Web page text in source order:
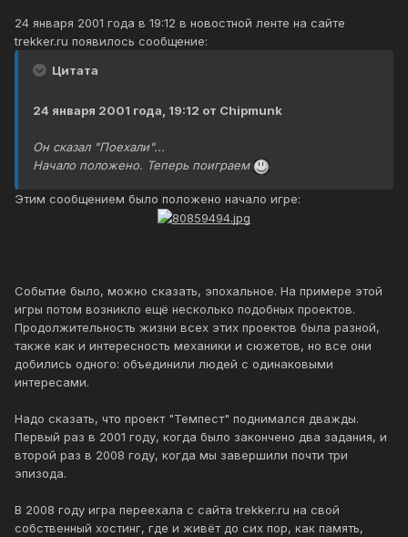
24 января 2001 года в 19:12 в новостной ленте на сайте
trekker.ru появилось сообщение:
Цитата
24 января 2001 года, 19:12 от Chipmunk
Он сказал "Поехали"...
Hачало положено. Тепеpь поигpаем
Этим сообщением было положено начало игре:
Событие было, можно сказать, эпохальное. На примере этой
игры потом возникло ещё несколько подобных проектов.
Продолжительность жизни всех этих проектов была разной,
также как и интересность механики и сюжетов, но все они
добились одного: объединили людей с одинаковыми
интересами.
Надо сказать, что проект "Темпест" поднимался дважды.
Первый раз в 2001 году, когда было закончено два задания, и
второй раз в 2008 году, когда мы завершили почти три
эпизода.
В 2008 году игра переехала с сайта trekker.ru на свой
собственный хостинг, где и живёт до сих пор, как память,